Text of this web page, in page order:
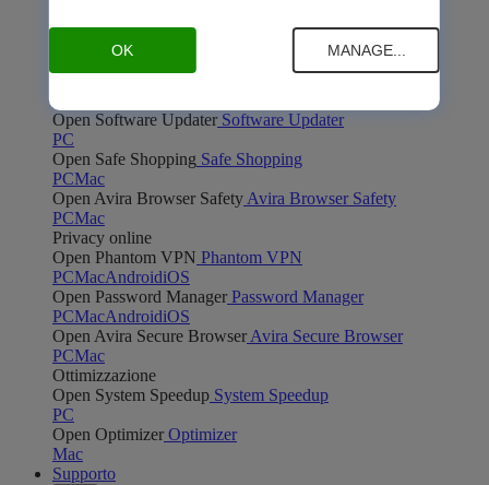
Sicurezza del dispositivo
Open Software UpdaterSoftware Updater
PC
Open Safe Shopping Safe Shopping
PCMac
Open Avira Browser Safety Avira Browser Safety
PCMac
Privacy online
Open Phantom VPN Phantom VPN
PCMacAndroidiOS
Open Password Manager Password Manager
PCMacAndroidiOS
Open Avira Secure Browser Avira Secure Browser
PCMac
Ottimizzazione
Open System Speedup System Speedup
PC
Open Optimizer Optimizer
Mac
Supporto
OK MANAGE...